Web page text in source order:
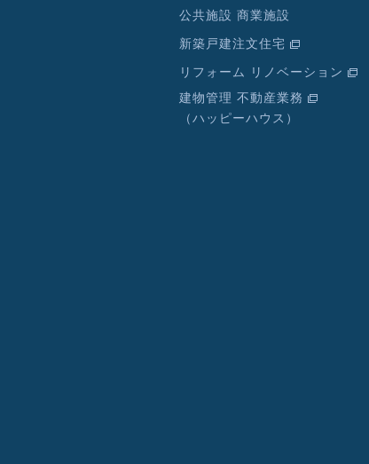
公共施設 商業施設
新築戸建注文住宅
リフォーム リノベーション
建物管理 不動産業務
（ハッピーハウス）